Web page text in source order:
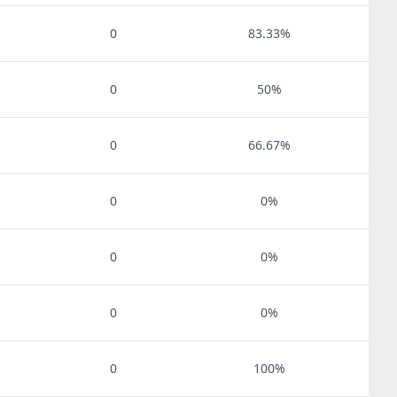
0 83.33%
0 50%
0 66.67%
0 0%
0 0%
0 0%
0 100%